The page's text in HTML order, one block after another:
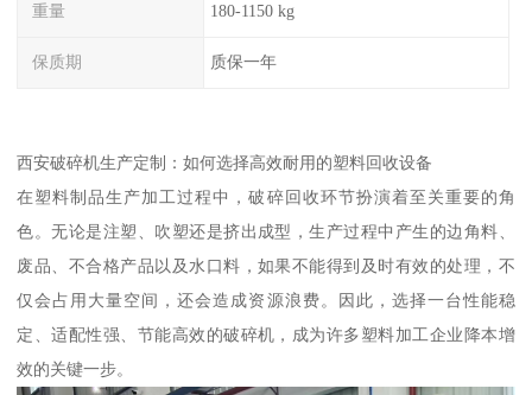
重量 180-1150 kg
保质期 质保一年
西安破碎机生产定制：如何选择高效耐用的塑料回收设备
在塑料制品生产加工过程中，破碎回收环节扮演着至关重要的角
色。无论是注塑、吹塑还是挤出成型，生产过程中产生的边角料、
废品、不合格产品以及水口料，如果不能得到及时有效的处理，不
仅会占用大量空间，还会造成资源浪费。因此，选择一台性能稳
定、适配性强、节能高效的破碎机，成为许多塑料加工企业降本增
效的关键一步。